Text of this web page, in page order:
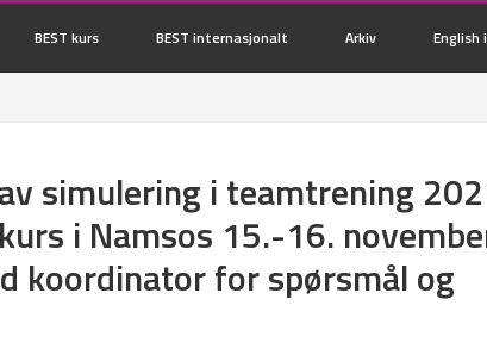
BEST kurs BEST internasjonalt Arkiv
simulering i teamtrening
i Namsos 15.-16.
koordinator for spørsmål og